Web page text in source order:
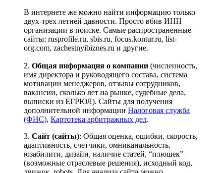
В интернете же можно найти информацию только
двух-трех летней давности. Просто вбив ИНН
организации в поиске. Самые распространенные
сайты: rusprofile.ru, sbis.ru, focus.kontur.ru, list-
org.com, zachestnyibiznes.ru и другие.
2. Общая информация о компании (численность,
имя директора и руководящего состава, система
мотивации менеджеров, отзывы сотрудников,
вакансии, сколько лет на рынке, судебные дела,
выписки из ЕГРЮЛ). Сайты для получения
дополнительной информации Налоговая служба
(ФНС), Картотека арбитражных дел.
3. Сайт (сайты): Общая оценка, ошибки, скорость,
адаптивность, счетчики, омниканальность,
юзабилити, дизайн, наличие статей, “плюшек”
(возможные отраслевые решения), исходный код,